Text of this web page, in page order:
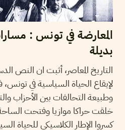
المعارضة في تونس :
بديلة
التاريخ المعاصر، أثبت ان النص
لإيقاع الحياة السياسية في تونس،
وطبيعة التحالفات بين الأحزاب
خلقت حراكا موازيا وفتحت
كسروا الإطار الكلاسيكي للحياة